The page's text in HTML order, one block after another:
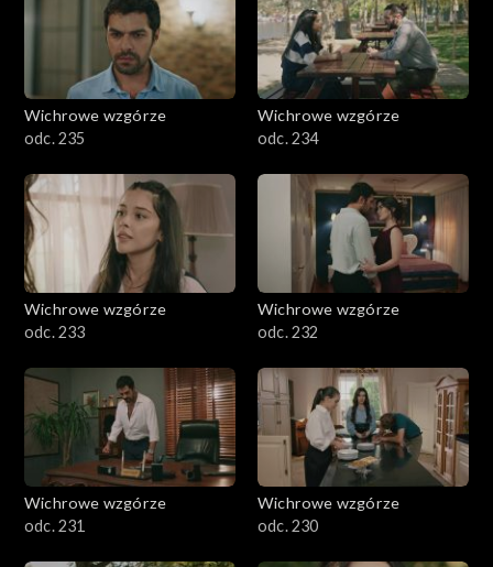
Wichrowe wzgórze
odc. 235
Wichrowe wzgórze
odc. 234
Wichrowe wzgórze
odc. 233
Wichrowe wzgórze
odc. 232
Wichrowe wzgórze
odc. 231
Wichrowe wzgórze
odc. 230